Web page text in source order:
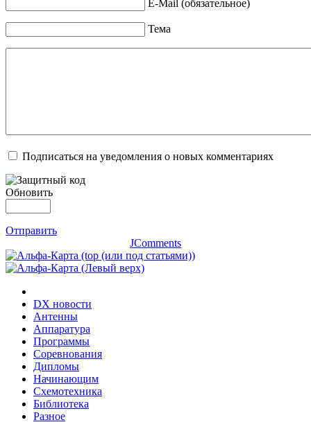
E-Mail (обязательное)
Тема
Подписаться на уведомления о новых комментариях
Обновить
Отправить
JComments
DX новости
Антенны
Аппаратура
Программы
Соревнования
Дипломы
Начинающим
Схемотехника
Библиотека
Разное